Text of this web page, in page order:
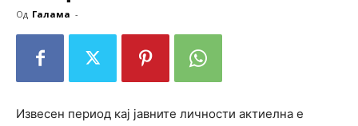
Од Галама -
Извесен период кај јавните личности актиелна е